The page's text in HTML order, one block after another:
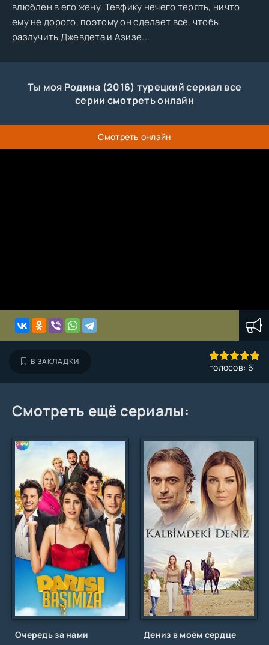
влюблен в его жену. Тевфику нечего терять, ничто
ему не дорого, поэтому он сделает всё, чтобы
разлучить Джевдета и Азизе...
Ты моя Родина (2016) турецкий сериал все
серии смотреть онлайн
Смотреть онлайн
В ЗАКЛАДКИ
голосов: 6
Смотреть ещё сериалы:
Очередь за нами Дениз в моём сердце